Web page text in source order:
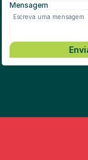
Mensagem